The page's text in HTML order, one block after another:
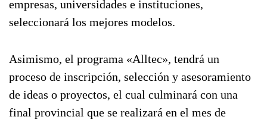
empresas, universidades e instituciones,
seleccionará los mejores modelos.
Asimismo, el programa «Alltec», tendrá un
proceso de inscripción, selección y asesoramiento
de ideas o proyectos, el cual culminará con una
final provincial que se realizará en el mes de